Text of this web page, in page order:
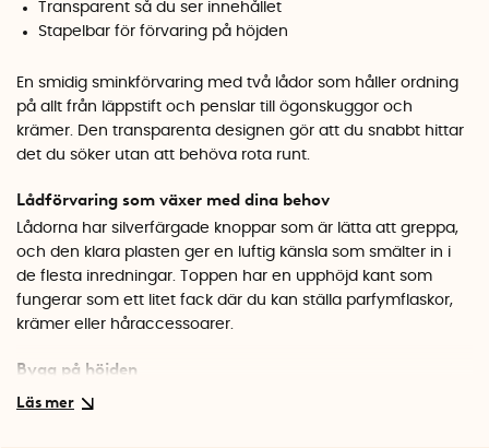
Transparent så du ser innehållet
Stapelbar för förvaring på höjden
En smidig sminkförvaring med två lådor som håller ordning
på allt från läppstift och penslar till ögonskuggor och
krämer. Den transparenta designen gör att du snabbt hittar
det du söker utan att behöva rota runt.
Lådförvaring som växer med dina behov
Lådorna har silverfärgade knoppar som är lätta att greppa,
och den klara plasten ger en luftig känsla som smälter in i
de flesta inredningar. Toppen har en upphöjd kant som
fungerar som ett litet fack där du kan ställa parfymflaskor,
krämer eller håraccessoarer.
Bygg på höjden
Tack vare den smarta designen med kant runt toppen kan